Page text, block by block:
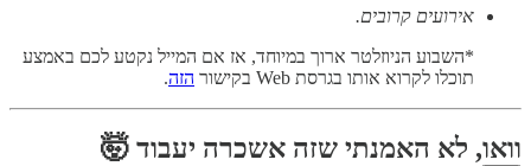
אירועים קרובים.
*השבוע הניוזלטר ארוך במיוחד, אז אם המייל נקטע לכם באמצע
תוכלו לקרוא אותו בגרסת Web בקישור
הזה.
וואו, לא האמנתי שזה אשכרה יעבוד 🤯